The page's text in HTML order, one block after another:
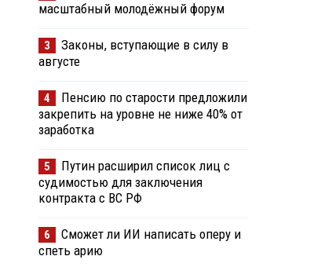
масштабный молодёжный форум
3
Законы, вступающие в силу в
августе
4
Пенсию по старости предложили
закрепить на уровне не ниже 40% от
заработка
5
Путин расширил список лиц с
судимостью для заключения
контракта с ВС РФ
6
Сможет ли ИИ написать оперу и
спеть арию